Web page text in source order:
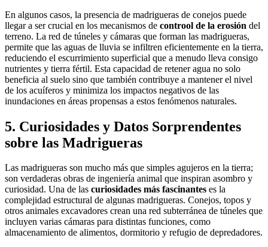
En algunos casos, la presencia de madrigueras de conejos puede
llegar a ser crucial en los mecanismos de controol de la erosión del
terreno. La red de túneles y cámaras que forman las madrigueras,
permite que las aguas de lluvia se infiltren eficientemente en la tierra,
reduciendo el escurrimiento superficial que a menudo lleva consigo
nutrientes y tierra fértil. Esta capacidad de retener agua no solo
beneficia al suelo sino que también contribuye a mantener el nivel
de los acuíferos y minimiza los impactos negativos de las
inundaciones en áreas propensas a estos fenómenos naturales.
5. Curiosidades y Datos Sorprendentes
sobre las Madrigueras
Las madrigueras son mucho más que simples agujeros en la tierra;
son verdaderas obras de ingeniería animal que inspiran asombro y
curiosidad. Una de las curiosidades más fascinantes es la
complejidad estructural de algunas madrigueras. Conejos, topos y
otros animales excavadores crean una red subterránea de túneles que
incluyen varias cámaras para distintas funciones, como
almacenamiento de alimentos, dormitorio y refugio de depredadores.